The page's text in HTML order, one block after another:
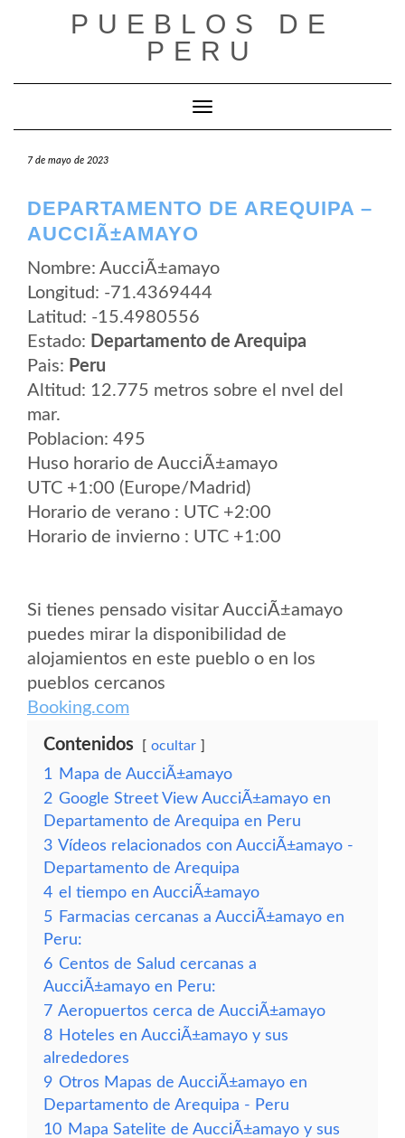
PUEBLOS DE
PERU
Cambiar modo de navegación
7 de mayo de 2023
DEPARTAMENTO DE AREQUIPA –
AUCCIÃ±AMAYO
Nombre: AucciÃ±amayo
Longitud: -71.4369444
Latitud: -15.4980556
Estado: Departamento de Arequipa
Pais: Peru
Altitud: 12.775 metros sobre el nvel del
mar.
Poblacion: 495
Huso horario de AucciÃ±amayo
UTC +1:00 (Europe/Madrid)
Horario de verano : UTC +2:00
Horario de invierno : UTC +1:00
Si tienes pensado visitar AucciÃ±amayo
puedes mirar la disponibilidad de
alojamientos en este pueblo o en los
pueblos cercanos
Booking.com
Contenidos ocultar
1
Mapa de AucciÃ±amayo
2 Google Street View AucciÃ±amayo en
Departamento de Arequipa en Peru
3 Vídeos relacionados con AucciÃ±amayo -
Departamento de Arequipa
4 el tiempo en AucciÃ±amayo
5 Farmacias cercanas a AucciÃ±amayo en
Peru:
6 Centos de Salud cercanas a
AucciÃ±amayo en Peru:
7 Aeropuertos cerca de AucciÃ±amayo
8 Hoteles en AucciÃ±amayo y sus
alrededores
9 Otros Mapas de AucciÃ±amayo en
Departamento de Arequipa - Peru
10 Mapa Satelite de AucciÃ±amayo y sus